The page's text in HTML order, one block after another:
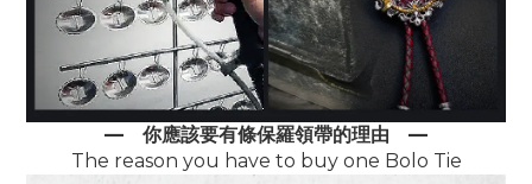
— 你應該要有條保羅領帶的理由 —
The reason you have to buy one Bolo Tie